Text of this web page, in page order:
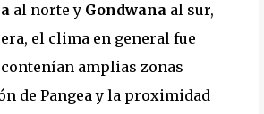
al norte y Gondwana al sur,
el clima en general fue
amplias zonas
de Pangea y la proximidad